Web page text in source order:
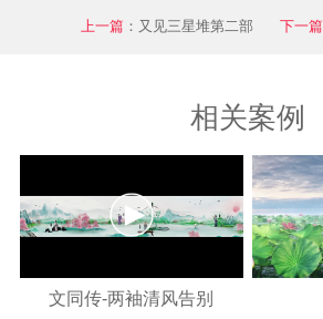
上一篇 ： 又见三星堆第二部 下一篇
相关案例
文同传-两袖清风告别